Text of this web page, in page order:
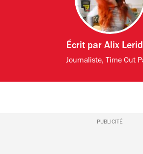
Écrit par Alix
Journaliste, Time Out
PUBLICITÉ